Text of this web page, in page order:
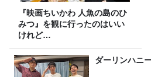
『映画ちいかわ 人魚の島のひ
みつ』を観に行ったのはいい
けれど…
ダーリンハニ